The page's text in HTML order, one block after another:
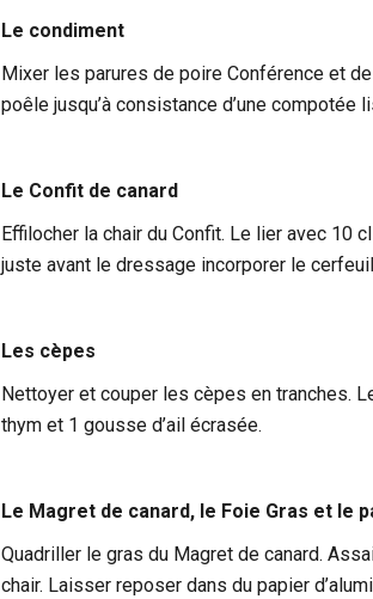
Le condiment
Mixer les parures de poire Conférence et
poêle jusqu’à consistance d’une
Le Confit de canard
Effilocher la chair du Confit. Le lier avec 10
juste avant le dressage incorporer le
Les cèpes
Nettoyer et couper les cèpes en tranches.
thym et 1 gousse d’ail écrasée.
Le Magret de canard, le Foie Gras et le
Quadriller le gras du Magret de canard.
chair. Laisser reposer dans du papier